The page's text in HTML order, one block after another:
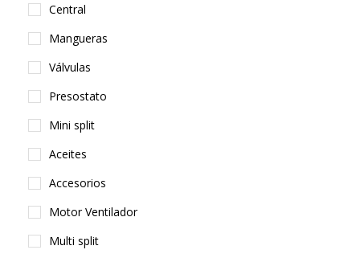
Central
Mangueras
Válvulas
Presostato
Mini split
Aceites
Accesorios
Motor Ventilador
Multi split